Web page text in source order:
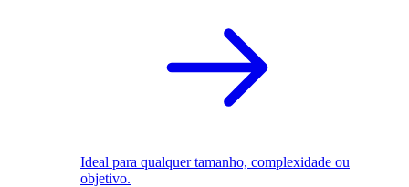
Ideal para qualquer tamanho, complexidade ou
objetivo.